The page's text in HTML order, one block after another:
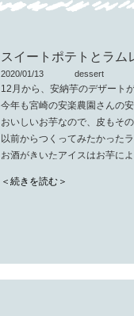
スイートポテトとラム
2020/01/13 dessert
12月から、安納芋のデザート
今年も宮崎の安楽農園さんの
おいしいお芋なので、皮もそ
以前からつくってみたかった
お酒がきいたアイスはお芋に
＜続きを読む＞